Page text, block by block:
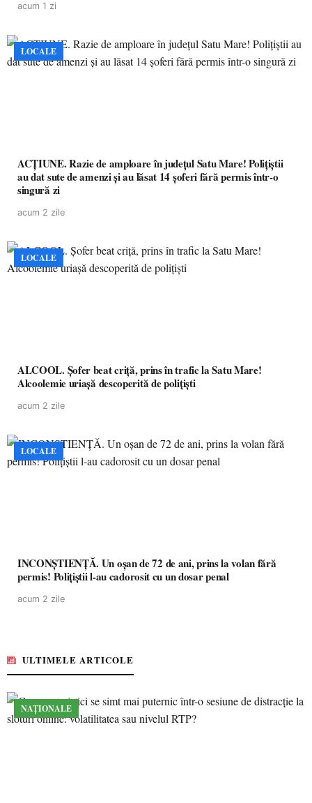
acum 1 zi
LOCALE
ACȚIUNE. Razie de amploare în județul Satu Mare! Polițiștii
au dat sute de amenzi și au lăsat 14 șoferi fără permis într-o
singură zi
acum 2 zile
LOCALE
ALCOOL. Șofer beat criță, prins în trafic la Satu Mare!
Alcoolemie uriașă descoperită de polițiști
acum 2 zile
LOCALE
INCONȘTIENȚĂ. Un oșan de 72 de ani, prins la volan fără
permis! Polițiștii l-au cadorosit cu un dosar penal
acum 2 zile
ULTIMELE ARTICOLE
NAȚIONALE